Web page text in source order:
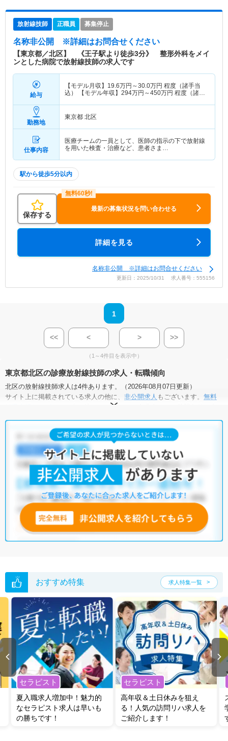
放射線技師 正職員 募集停止
名称非公開 ※詳細はお問合せください
【東京都／北区】 《王子駅より徒歩3分》 整形外科をメイ
ンとした病院で放射線技師の求人です
給与
【モデル月収】 19.6万円～30.0万円 程度（諸手当
込） 【モデル年収】 294万円～450万円 程度（諸手
勤務地
東京都 北区
仕事内容
医療チームの一員として、医師の指示の下で放射線
を用いた検査・治療など、患者さま…
駅から徒歩5分以内
保存する
最新の募集状況を問い合わせる
詳細を見る
名称非公開 ※詳細はお問合せください
更新日：2025/10/31 求人番号：555156
1
<< < > >>
（1～4件目を表示中）
東京都北区の診療放射線技師の求人・転職傾向
北区の放射線技師求人は4件あります。（2026年08月07日更新）
サイト上に掲載されている求人の他に、 非公開求人 もございます。 無料
にお申し込みいただくと、全求人からご希望条件に合
北区の放射線技師求人では以下のような条件が人気です。
残業少なめ・正社員(正職員) ・病院
他の条件でも人気の求人がございますので、「こだわり条件」から検索
いただくか、お気軽にお問い合わせください。
全国の放射線技師求人 から検索いただくことも可能です。
無料転職支援サービスにお申し込みいただくと、ご希望条件をヒアリン
グした上で求人をご提案いたします。
ご希望条件がまだ定まっていない方は
人気の希望条件をピックアップし
た求人特集をぜひご活用ください。
おすすめ特集 求人特集一覧
セラピスト
夏入職求人増加中！魅力的
なセラピスト求人は早いも
の勝ちです！
セラピスト
高年収＆土日休みを狙え
る！人気の訪問リハ求人を
ご紹介します！